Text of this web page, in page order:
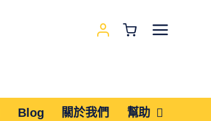
Blog 關於我們 幫助